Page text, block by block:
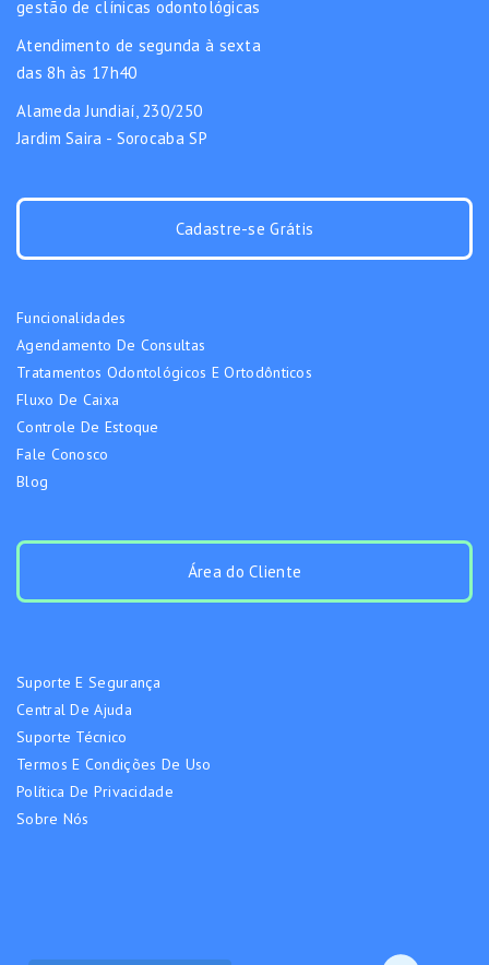
gestão de clínicas odontológicas
Atendimento de segunda à sexta
das 8h às 17h40
Alameda Jundiaí, 230/250
Jardim Saira - Sorocaba SP
Cadastre-se Grátis
Funcionalidades
Agendamento De Consultas
Tratamentos Odontológicos E Ortodônticos
Fluxo De Caixa
Controle De Estoque
Fale Conosco
Blog
Área do Cliente
Suporte E Segurança
Central De Ajuda
Suporte Técnico
Termos E Condições De Uso
Política De Privacidade
Sobre Nós